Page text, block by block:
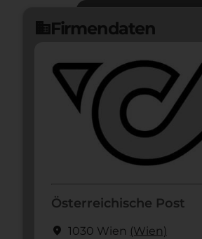
domainFirmendaten
Österreichische Post
location_on 1030 Wien (Wien)